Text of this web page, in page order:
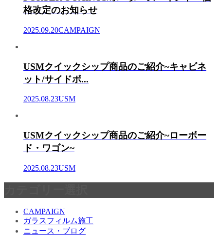
格改定のお知らせ
2025.09.20CAMPAIGN
USMクイックシップ商品のご紹介~キャビネ
ット/サイドボ...
2025.08.23USM
USMクイックシップ商品のご紹介~ローボー
ド・ワゴン~
2025.08.23USM
CAMPAIGN
ガラスフィルム施工
ニュース・ブログ